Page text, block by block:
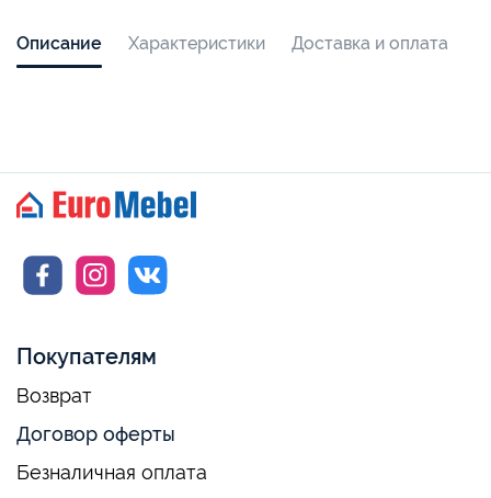
Описание Характеристики Доставка и оплата
Покупателям
Возврат
Договор оферты
Безналичная оплата